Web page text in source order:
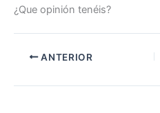
¿Que opinión tenéis?
ANTERIOR